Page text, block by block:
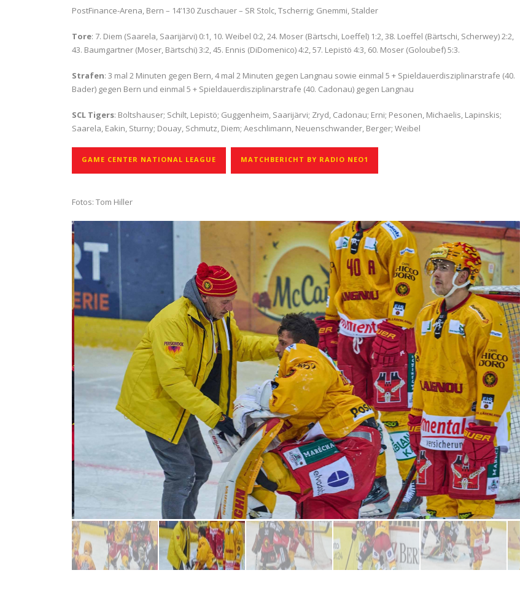
PostFinance-Arena, Bern – 14’130 Zuschauer – SR Stolc, Tscherrig; Gnemmi, Stalder
Tore: 7. Diem (Saarela, Saarijärvi) 0:1, 10. Weibel 0:2, 24. Moser (Bärtschi, Loeffel) 1:2, 38. Loeffel (Bärtschi, Scherwey) 2:2,
43. Baumgartner (Moser, Bärtschi) 3:2, 45. Ennis (DiDomenico) 4:2, 57. Lepistö 4:3, 60. Moser (Goloubef) 5:3.
Strafen: 3 mal 2 Minuten gegen Bern, 4 mal 2 Minuten gegen Langnau sowie einmal 5 + Spieldauerdisziplinarstrafe (40.
Bader) gegen Bern und einmal 5 + Spieldauerdisziplinarstrafe (40. Cadonau) gegen Langnau
SCL Tigers: Boltshauser; Schilt, Lepistö; Guggenheim, Saarijärvi; Zryd, Cadonau; Erni; Pesonen, Michaelis, Lapinskis;
Saarela, Eakin, Sturny; Douay, Schmutz, Diem; Aeschlimann, Neuenschwander, Berger; Weibel
GAME CENTER NATIONAL LEAGUE MATCHBERICHT BY RADIO NEO1
Fotos: Tom Hiller